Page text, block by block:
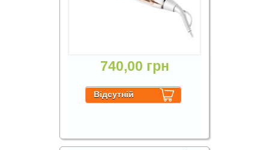
740,00 грн